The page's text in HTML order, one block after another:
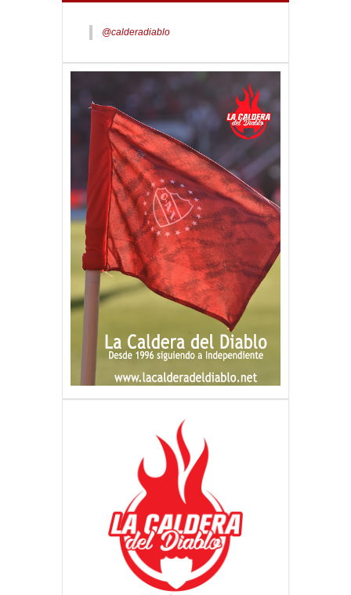
@calderadiablo